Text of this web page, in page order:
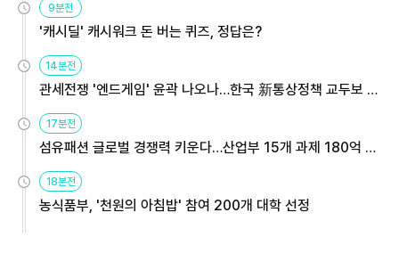
9분전
'캐시딜' 캐시워크 돈 버는 퀴즈, 정답은?
14분전
관세전쟁 '엔드게임' 윤곽 나오나…한국 新통상정책 교두보 활
용해야
17분전
섬유패션 글로벌 경쟁력 키운다…산업부 15개 과제 180억 지
원
18분전
농식품부, '천원의 아침밥' 참여 200개 대학 선정